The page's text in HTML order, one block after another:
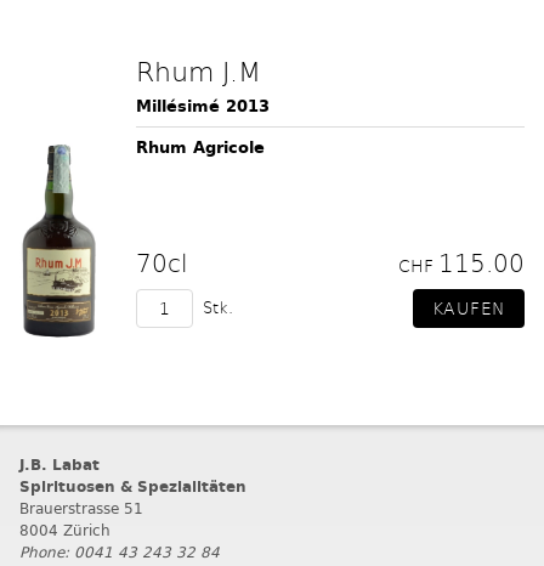
Rhum J.M
Millésimé 2013
Rhum Agricole
70cl CHF 115.00
Stk.
J.B. Labat
Spirituosen & Spezialitäten
Brauerstrasse 51
8004 Zürich
Phone: 0041 43 243 32 84